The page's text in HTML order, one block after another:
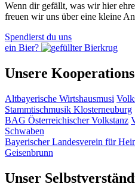
Wenn dir gefällt, was wir hier
freuen wir uns über eine kleine
Spendierst du uns
ein Bier?
Unsere
Altbayerische Wirtshausmusi
Stammtischmusik Klosterneuburg
BAG Österreichischer Volkstanz
Schwaben
Bayerischer Landesverein für
Geisenbrunn
Unser